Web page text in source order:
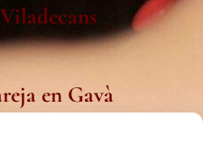
en Gavà